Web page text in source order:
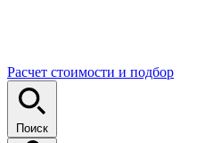
Расчет стоимости и подбор
Поиск